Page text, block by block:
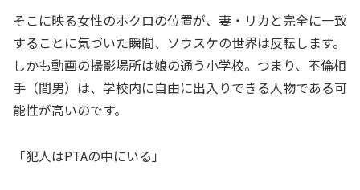
そこに映る女性のホクロの位置が、妻・リカと完全に一致
することに気づいた瞬間、ソウスケの世界は反転します。
しかも動画の撮影場所は娘の通う小学校。つまり、不倫相
手（間男）は、学校内に自由に出入りできる人物である可
能性が高いのです。
「犯人はPTAの中にいる」